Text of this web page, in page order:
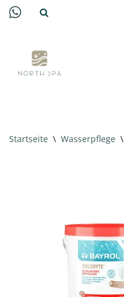
springen
Startseite \ Wasserpflege \